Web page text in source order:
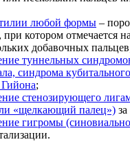
любой формы –
котором отмечается
добавочных
туннельных
синдрома
;
стенозирующего
«щелкающий палец»)
гигромы